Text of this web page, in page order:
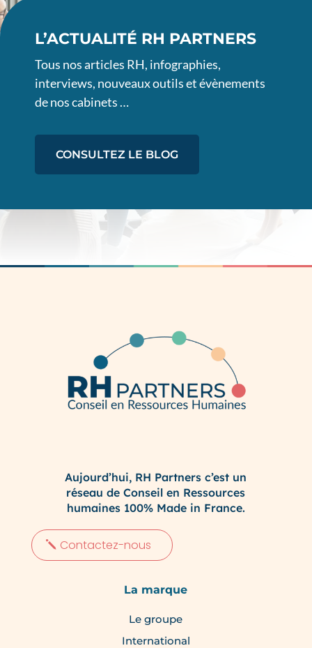
L’ACTUALITÉ RH PARTNERS
Tous nos articles RH, infographies,
interviews, nouveaux outils et évènements
de nos cabinets …
CONSULTEZ LE BLOG
Aujourd’hui, RH Partners c’est un
réseau de Conseil en Ressources
humaines 100% Made in France.
Contactez-nous
La marque
Le groupe
International